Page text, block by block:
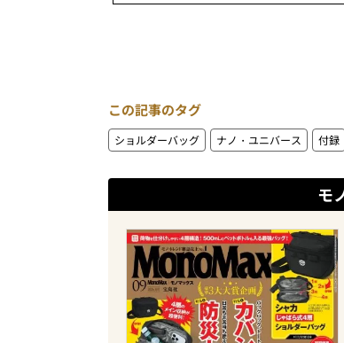
この記事のタグ
ショルダーバッグ ナノ・ユニバース 付録
モ